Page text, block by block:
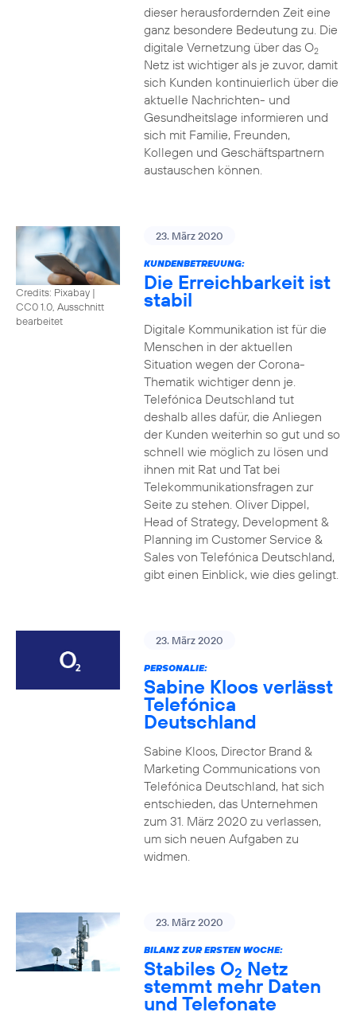
dieser herausfordernden Zeit eine
ganz besondere Bedeutung zu. Die
digitale Vernetzung über das O2
Netz ist wichtiger als je zuvor, damit
sich Kunden kontinuierlich über die
aktuelle Nachrichten- und
Gesundheitslage informieren und
sich mit Familie, Freunden,
Kollegen und Geschäftspartnern
austauschen können.
Credits: Pixabay |
CC0 1.0, Ausschnitt
bearbeitet
23. März 2020
KUNDENBETREUUNG:
Die Erreichbarkeit ist
stabil
Digitale Kommunikation ist für die
Menschen in der aktuellen
Situation wegen der Corona-
Thematik wichtiger denn je.
Telefónica Deutschland tut
deshalb alles dafür, die Anliegen
der Kunden weiterhin so gut und so
schnell wie möglich zu lösen und
ihnen mit Rat und Tat bei
Telekommunikationsfragen zur
Seite zu stehen. Oliver Dippel,
Head of Strategy, Development &
Planning im Customer Service &
Sales von Telefónica Deutschland,
gibt einen Einblick, wie dies gelingt.
23. März 2020
PERSONALIE:
Sabine Kloos verlässt
Telefónica
Deutschland
Sabine Kloos, Director Brand &
Marketing Communications von
Telefónica Deutschland, hat sich
entschieden, das Unternehmen
zum 31. März 2020 zu verlassen,
um sich neuen Aufgaben zu
widmen.
23. März 2020
BILANZ ZUR ERSTEN WOCHE:
Stabiles O2 Netz
stemmt mehr Daten
und Telefonate